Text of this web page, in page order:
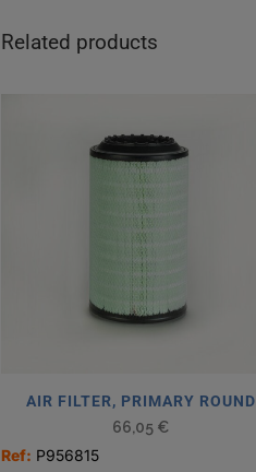
Related products
AIR FILTER, PRIMARY ROUND
66,05 €
Ref: P956815